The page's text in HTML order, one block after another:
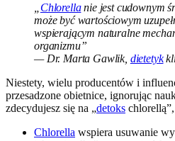
Chlorellanie jest cudownym
może być wartościowym
wspierającym naturalne
organizmu”
— Dr. Marta Gawlik, dietetyk
Niestety, wielu producentów i
przesadzone obietnice, ignorując
zdecydujesz się na „detoks
Chlorella wspiera usuwanie